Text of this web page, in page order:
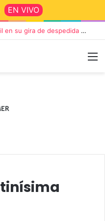
EN VIVO
Die Toten Hosen llega a Tandil en su gira de despedida «Fútbol, Asado, Vino y Adiós Amigos»